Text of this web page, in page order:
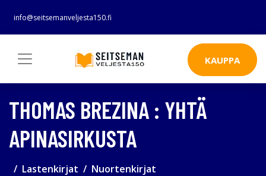
info@seitsemanveljesta150.fi
KAUPPA
THOMAS BREZINA : YHTÄ
APINASIRKUSTA
Lastenkirjat Nuortenkirjat